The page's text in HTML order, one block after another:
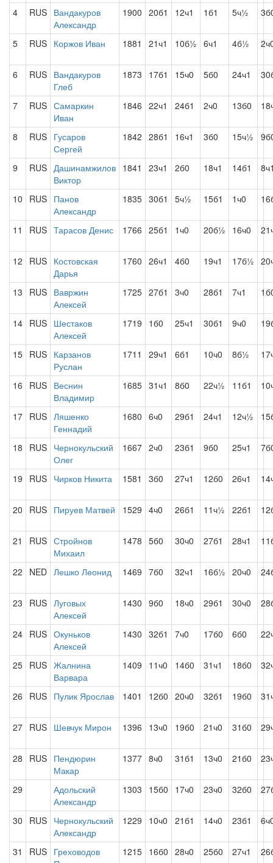
4 RUS Вандакуров
Александр
1900 20б1 12ч1 1б1 5ч½
5 RUS Коржов Иван 1881 21ч1 10б½ 6ч1 4б½
6 RUS Вандакуров
Глеб
1873 17б1 15ч0 5б0 24ч1
7 RUS Самаркин
Иван
1846 22ч1 24б1 2ч0 13б0
8 RUS Гусаров
Сергей
1842 28б1 16ч1 3б0 15ч½
9 RUS Дашинамжилов
Виктор
1841 23ч1 2б0 18ч1 14б1
10 RUS Панов
Александр
1835 30б1 5ч½ 15б1 1ч0
11 RUS Тарасов Денис 1766 25б1 1ч0 20б½ 16ч0
12 RUS Костовская
Дарья
1760 26ч1 4б0 19ч1 17б½
13 RUS Вавржин
Алексей
1725 27б1 3ч0 28б1 7ч1
14 RUS Шестаков
Алексей
1719 1б0 25ч1 30б1 9ч0
15 RUS Карзанов
Руслан
1711 29ч1 6б1 10ч0 8б½
16 RUS Веснин
Владимир
1685 31ч1 8б0 22ч½ 11б1
17 RUS Ляшенко
Геннадий
1680 6ч0 29б1 24ч1 12ч½
18 RUS Чернокульский
Олег
1667 2ч0 23б1 9б0 25ч1
19 RUS Чирков Никита 1581 3б0 27ч1 12б0 26ч1
20 RUS Пируев Матвей 1529 4ч0 26б1 11ч½ 22б1
21 RUS Стройнов
Михаил
1478 5б0 30ч0 27б1 28ч1
22 NED Лешко Леонид 1469 7б0 32ч1 16б½ 20ч0
23 RUS Луговых
Алексей
1430 9б0 18ч0 29б1 30ч0
24 RUS Окуньков
Алексей
1430 32б1 7ч0 17б0 6б0
25 RUS Жалнина
Варвара
1409 11ч0 14б0 31ч1 18б0
26 RUS Пулик Ярослав 1401 12б0 20ч0 32б1 19б0
27 RUS Шевчук Мирон 1396 13ч0 19б0 21ч0 31б0
28 RUS Пендюрин
Макар
1377 8ч0 31б1 13ч0 21б0
29
Адольский
Александр
1303 15б0 17ч0 23ч0 32б0
30 RUS Чернокульский
Александр
1229 10ч0 21б1 14ч0 23б1
31 RUS Греховодов
1215 16б0 28ч0 25б0 27ч1